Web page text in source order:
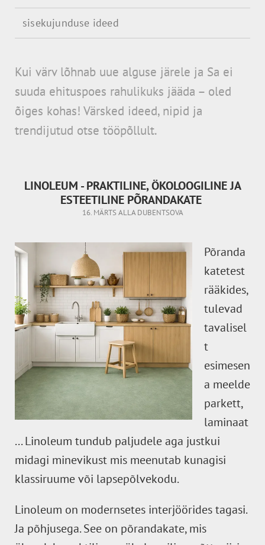
sisekujunduse ideed
Kui värv lõhnab uue alguse järele ja Sa ei
suuda ehituspoes rahulikuks jääda – oled
õiges kohas! Värsked ideed, nipid ja
trendijutud otse tööpõllult.
LINOLEUM - PRAKTILINE, ÖKOLOOGILINE JA
ESTEETILINE PÕRANDAKATE
16. MÄRTS ALLA DUBENTSOVA
Põranda
katetest
rääkides,
tulevad
tavalisel
t
esimesen
a meelde
parkett,
laminaat
... Linoleum tundub paljudele aga justkui
midagi minevikust mis meenutab kunagisi
klassiruume või lapsepõlvekodu.
Linoleum on modernsetes interjöörides tagasi.
Ja põhjusega. See on põrandakate, mis